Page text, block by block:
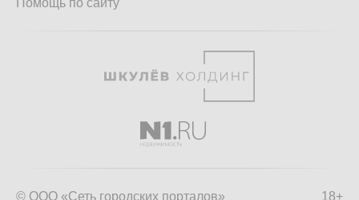
18+
© ООО «Сеть городских порталов»